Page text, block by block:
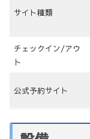
サイト種類
チェックイン/アウ
ト
公式予約サイト